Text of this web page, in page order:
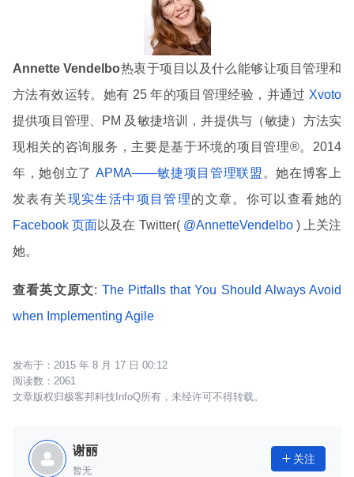
Annette Vendelbo热衷于项目以及什么能够让项目管理和
方法有效运转。她有 25 年的项目管理经验，并通过 Xvoto
提供项目管理、PM 及敏捷培训，并提供与（敏捷）方法实
现相关的咨询服务，主要是基于环境的项目管理®。2014
年，她创立了 APMA——敏捷项目管理联盟 。她在博客上
发表有关现实生活中项目管理的文章。你可以查看她的
Facebook 页面以及在 Twitter(@AnnetteVendelbo ) 上关注
她。
查看英文原文: The Pitfalls that You Should Always Avoid
when Implementing Agile
2015 年 8 月 17 日 00:12
2061
文章版权归极客邦科技InfoQ所有，未经许可不得转载。
谢丽
暂无
 关注